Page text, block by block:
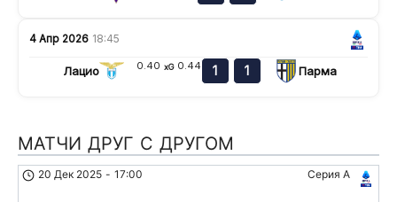
4 Апр 2026 18:45
Лацио 0.40 xG 0.44 1 1 Парма
МАТЧИ ДРУГ С ДРУГОМ
Серия А
20 Дек 2025 - 17:00